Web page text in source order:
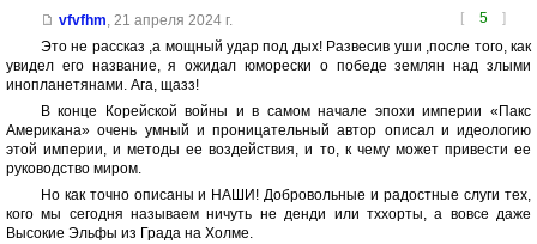
[ 5 ]
vfvfhm, 21 апреля 2024 г.
Это не рассказ ,а мощный удар под дых! Развесив уши ,после того, как
увидел его название, я ожидал юморески о победе землян над злыми
инопланетянами. Ага, щазз!
В конце Корейской войны и в самом начале эпохи империи «Пакс
Американа» очень умный и проницательный автор описал и идеологию
этой империи, и методы ее воздействия, и то, к чему может привести ее
руководство миром.
Но как точно описаны и НАШИ! Добровольные и радостные слуги тех,
кого мы сегодня называем ничуть не денди или тххорты, а вовсе даже
Высокие Эльфы из Града на Холме.